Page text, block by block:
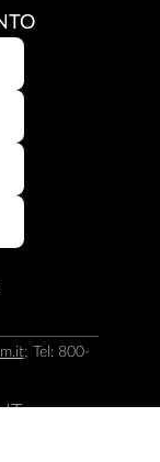
; Tel: 800-
IT